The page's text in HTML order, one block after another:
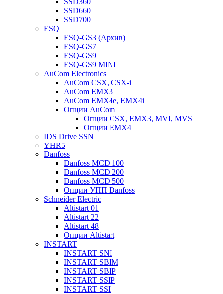
SSD360
SSD660
SSD700
ESQ
ESQ-GS3 (Архив)
ESQ-GS7
ESQ-GS9
ESQ-GS9 MINI
AuCom Electronics
AuCom CSX, CSX-i
AuCom EMX3
AuCom EMX4e, EMX4i
Опции AuCom
Опции CSX, EMX3, MVI, MVS
Опции EMX4
IDS Drive SSN
YHR5
Danfoss
Danfoss MCD 100
Danfoss MCD 200
Danfoss MCD 500
Опции УПП Danfoss
Schneider Electric
Altistart 01
Altistart 22
Altistart 48
Опции Altistart
INSTART
INSTART SNI
INSTART SBIM
INSTART SBIP
INSTART SSIP
INSTART SSI